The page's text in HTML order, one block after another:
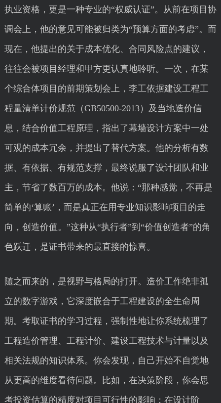
执业资格，更是一种专业的“权威认证”。从前在项目协
调会上，他的意见可能被归类为“预算方面的考虑”。而
现在，他提出的关于成本优化、合同风险点的建议，
往往会被项目经理和甲方更认真地聆听。一次，在某
个综合体项目的前期策划会上，李工依据建设工程工
程量清单计价规范（GB50500-2013）及当地造价信
息，结合价值工程原理，指出了幕墙设计方案中一处
可观的成本冗余，并提出了替代方案。他的分析有数
据、有依据、有规范支撑，最终说服了设计团队和业
主，节省了数百万的成本。他说：“那种感觉，不再是
简单的‘算账’，而是真正在用专业知识影响项目的走
向，创造价值。”这种从“执行者”到“价值创造者”的角
色跃迁，是证书带来的最直接的惊喜。
随之而来的，是视野与格局的打开。造价工作绝非孤
立的数字游戏，它深度嵌合于工程建设的全生命周
期。考取证书的学习过程，强制性地让你系统梳理了
工程造价管理、工程计价、建设工程技术与计量以及
相关法规的知识体系。你会发现，自己开始不自觉地
从更高的维度看待问题。比如，在决策阶段，你会思
考投资估算的精度对项目可行性的影响；在设计阶